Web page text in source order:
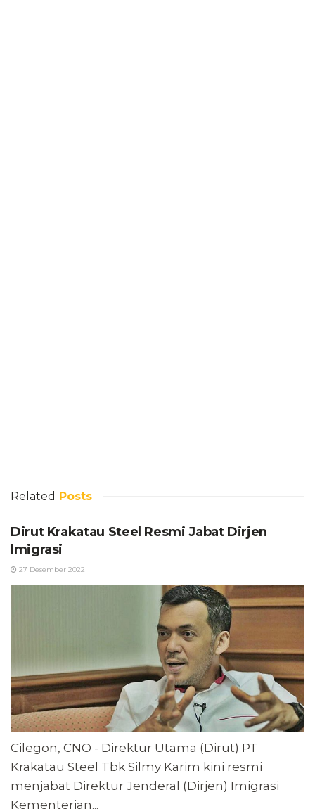
Related Posts
Dirut Krakatau Steel Resmi Jabat Dirjen
Imigrasi
27 Desember 2022
Cilegon, CNO - Direktur Utama (Dirut) PT
Krakatau Steel Tbk Silmy Karim kini resmi
menjabat Direktur Jenderal (Dirjen) Imigrasi
Kementerian...